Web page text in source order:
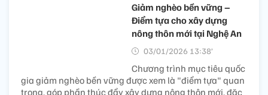
Giảm nghèo bền vững –
Điểm tựa cho xây dựng
nông thôn mới tại Nghệ An
03/01/2026 13:38’
Chương trình mục tiêu quốc
gia giảm nghèo bền vững được xem là "điểm tựa" quan
trọng, góp phần thúc đẩy xây dựng nông thôn mới, đặc